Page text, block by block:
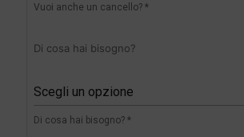
Vuoi anche un cancello? *
Di cosa hai bisogno?
Scegli un opzione
Di cosa hai bisogno? *